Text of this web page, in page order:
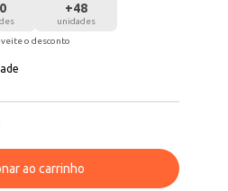
+48
unidades
o desconto
ao carrinho